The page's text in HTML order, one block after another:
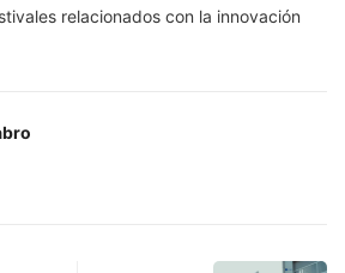
relacionados con la innovación